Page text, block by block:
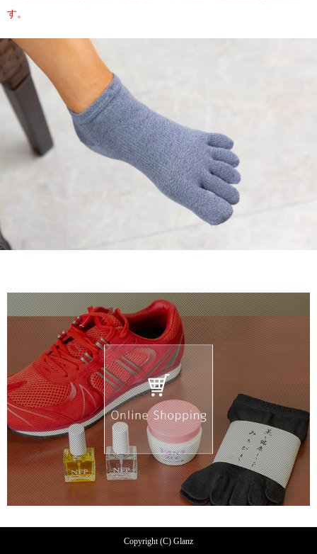
す。
Copyright (C) Glanz